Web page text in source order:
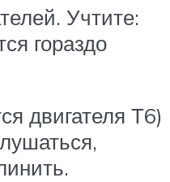
Учтите:
гораздо
двигателя Т6)